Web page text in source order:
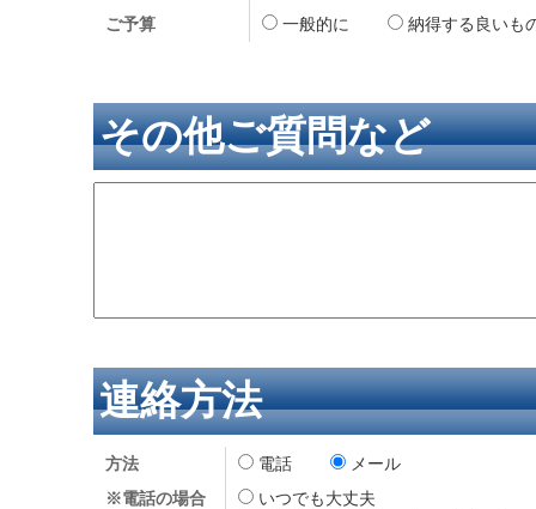
ご予算
一般的に 納得する良
その他ご質問など
連絡方法
方法 電話
メール
※電話の場合
いつでも大丈夫